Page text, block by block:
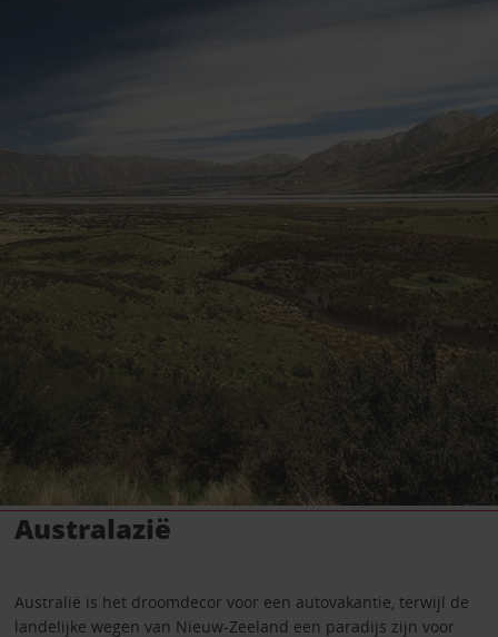
Australazië
Australië is het droomdecor voor een autovakantie, terwijl de
landelijke wegen van Nieuw-Zeeland een paradijs zijn voor